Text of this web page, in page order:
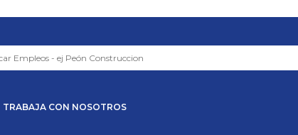
TRABAJA CON NOSOTROS